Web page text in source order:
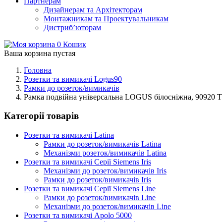
Дизайнерам та Архітекторам
Монтажникам та Проектувальникам
Дистриб’юторам
0 Кошик
Ваша корзина пустая
Головна
Розетки та вимикачі Logus90
Рамки до розеток/вимикачів
Рамка подвійна універсальна LOGUS білосніжна, 90920
Категорії товарів
Розетки та вимикачі Latina
Рамки до розеток/вимикачів Latina
Механізми розеток/вимикачів Latina
Розетки та вимикачі Серії Siemens Iris
Механізми до розеток/вимикачів Iris
Рамки до розеток/вимикачів Iris
Розетки та вимикачі Серії Siemens Line
Рамки до розеток/вимикачів Line
Механізми до розеток/вимикачів Line
Розетки та вимикачі Apolo 5000